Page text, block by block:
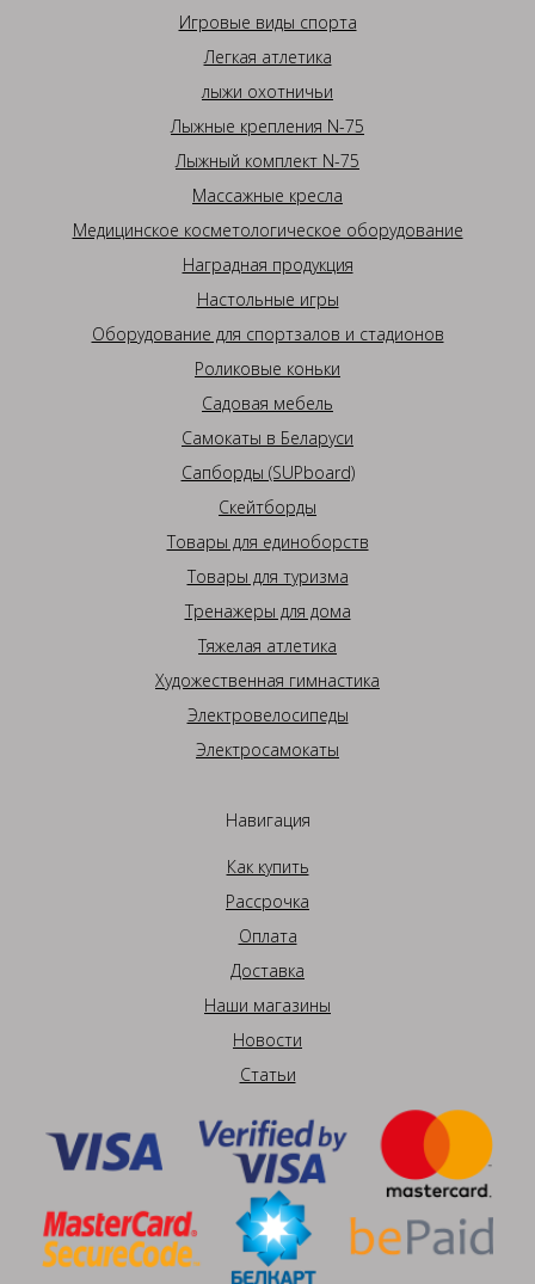
Игровые виды спорта
Легкая атлетика
лыжи охотничьи
Лыжные крепления N-75
Лыжный комплект N-75
Массажные кресла
Медицинское косметологическое оборудование
Наградная продукция
Настольные игры
Оборудование для спортзалов и стадионов
Роликовые коньки
Садовая мебель
Самокаты в Беларуси
Сапборды (SUPboard)
Скейтборды
Товары для единоборств
Товары для туризма
Тренажеры для дома
Тяжелая атлетика
Художественная гимнастика
Электровелосипеды
Электросамокаты
Навигация
Как купить
Рассрочка
Оплата
Доставка
Наши магазины
Новости
Статьи